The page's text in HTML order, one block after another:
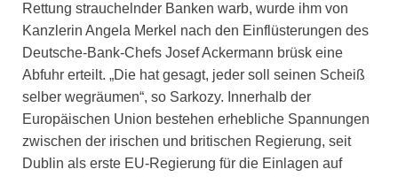
Rettung strauchelnder Banken warb, wurde ihm von
Kanzlerin Angela Merkel nach den Einflüsterungen des
Deutsche-Bank-Chefs Josef Ackermann brüsk eine
Abfuhr erteilt. „Die hat gesagt, jeder soll seinen Scheiß
selber wegräumen“, so Sarkozy. Innerhalb der
Europäischen Union bestehen erhebliche Spannungen
zwischen der irischen und britischen Regierung, seit
Dublin als erste EU-Regierung für die Einlagen auf